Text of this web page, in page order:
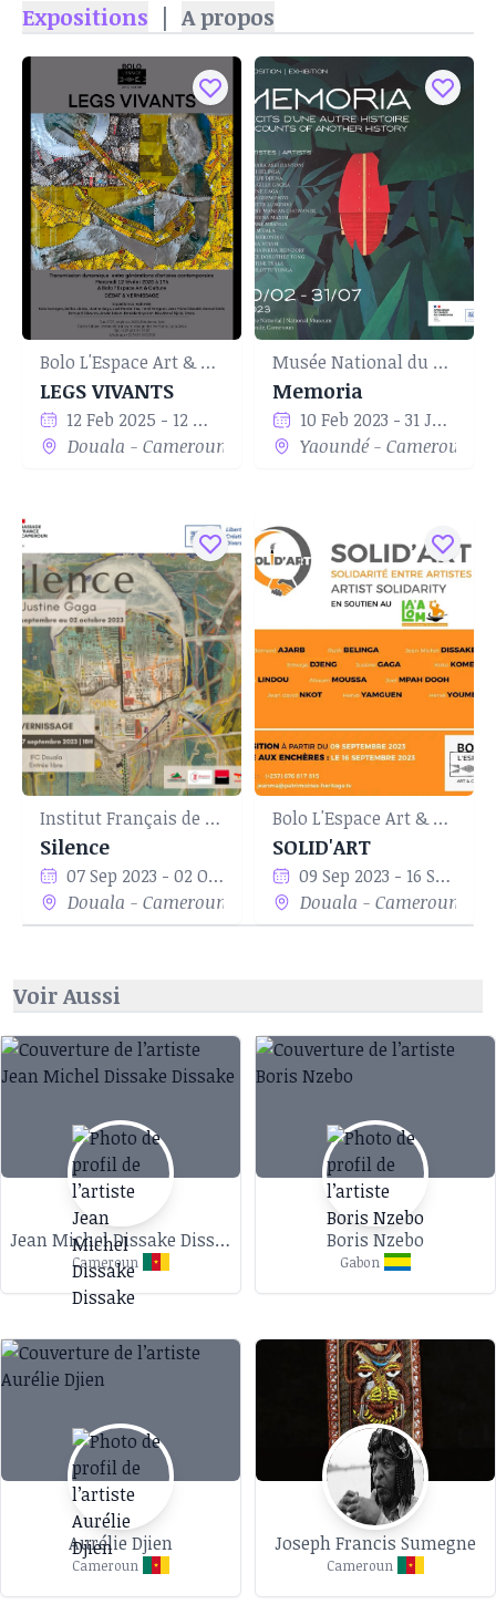
Expositions | A propos
Bolo L'Espace Art & Culture
LEGS VIVANTS
12 Feb 2025 - 12 Mar 2025
Douala - Cameroun
Musée National du Cameroun
Memoria
10 Feb 2023 - 31 Jul 2023
Yaoundé - Cameroun
Institut Français de Douala
Silence
07 Sep 2023 - 02 Oct 2023
Douala - Cameroun
Bolo L'Espace Art & Culture
SOLID'ART
09 Sep 2023 - 16 Sep 2023
Douala - Cameroun
Voir Aussi
Jean Michel Dissake Dissake
Cameroun
Boris Nzebo
Gabon
Aurélie Djien
Cameroun
Joseph Francis Sumegne
Cameroun